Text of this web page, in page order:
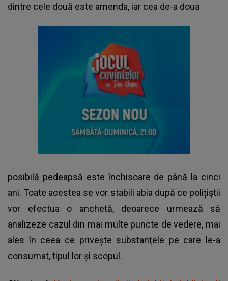
dintre cele două este amenda, iar cea de-a doua
posibilă pedeapsă este închisoare de până la cinci
ani. Toate acestea se vor stabili abia după ce polițiștii
vor efectua o anchetă, deoarece urmează să
analizeze cazul din mai multe puncte de vedere, mai
ales în ceea ce privește substanțele pe care le-a
consumat, tipul lor și scopul.